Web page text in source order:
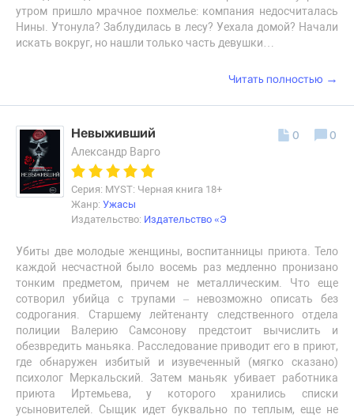
утром пришло мрачное похмелье: компания недосчиталась
Нины. Утонула? Заблудилась в лесу? Уехала домой? Начали
искать вокруг, но нашли только часть девушки…
Читать полностью →
Невыживший
Александр Варго
Серия: MYST: Черная книга 18+
Жанр: Ужасы
Издательство: Издательство «Э
Убиты две молодые женщины, воспитанницы приюта. Тело
каждой несчастной было восемь раз медленно пронизано
тонким предметом, причем не металлическим. Что еще
сотворил убийца с трупами – невозможно описать без
содрогания. Старшему лейтенанту следственного отдела
полиции Валерию Самсонову предстоит вычислить и
обезвредить маньяка. Расследование приводит его в приют,
где обнаружен избитый и изувеченный (мягко сказано)
психолог Меркальский. Затем маньяк убивает работника
приюта Иртемьева, у которого хранились списки
усыновителей. Сыщик идет буквально по теплым, еще не
0 0